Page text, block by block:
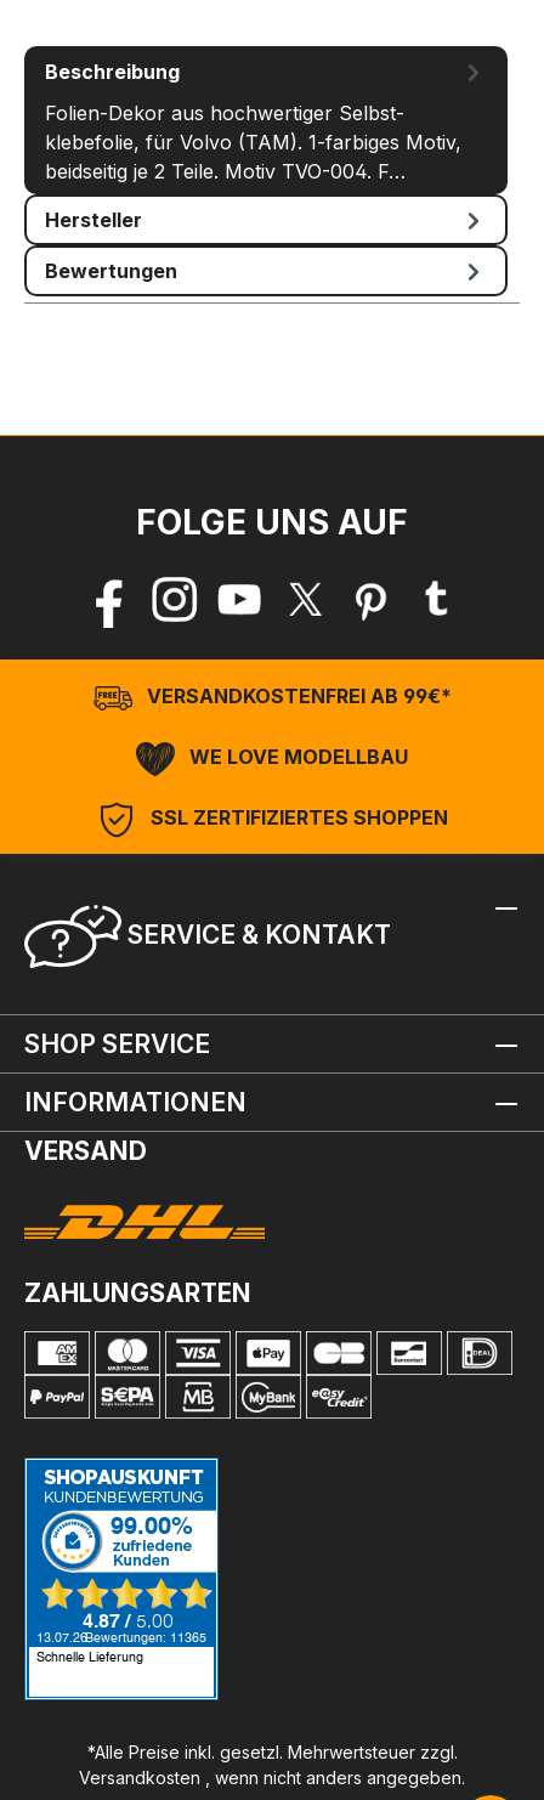
Beschreibung
Folien-Dekor aus hochwertiger Selbst-
klebefolie, für Volvo (TAM). 1-farbiges Motiv,
beidseitig je 2 Teile. Motiv TVO-004. F…
Hersteller
Bewertungen
FOLGE UNS AUF
VERSANDKOSTENFREI AB 99€*
WE LOVE MODELLBAU
SSL ZERTIFIZIERTES SHOPPEN
SERVICE & KONTAKT
SHOP SERVICE
INFORMATIONEN
VERSAND
ZAHLUNGSARTEN
*Alle Preise inkl. gesetzl. Mehrwertsteuer zzgl.
Versandkosten , wenn nicht anders angegeben.